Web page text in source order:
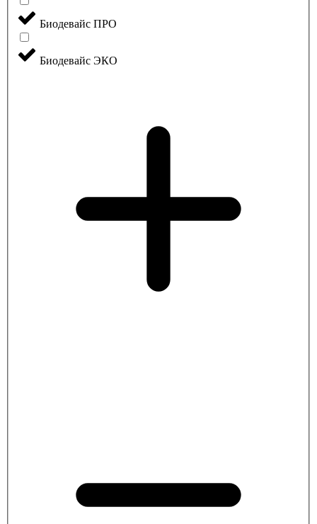
Биодевайс ПРО
Биодевайс ЭКО